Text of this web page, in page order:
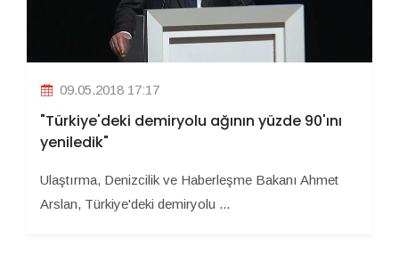
09.05.2018 17:17
"Türkiye'deki demiryolu ağının yüzde 90'ını
yeniledik"
Ulaştırma, Denizcilik ve Haberleşme Bakanı Ahmet
Arslan, Türkiye'deki demiryolu ...